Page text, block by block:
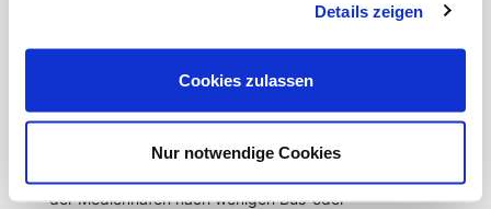
Details zeigen
Cookies zulassen
Nur notwendige Cookies
Die öffentlichen Verkehrsmittel befinden sich in der
Einkaufsmöglichkeiten für den täglichen Bedarf,
direktem Umfeld.
der Medienhafen nach wenigen Bus-oder